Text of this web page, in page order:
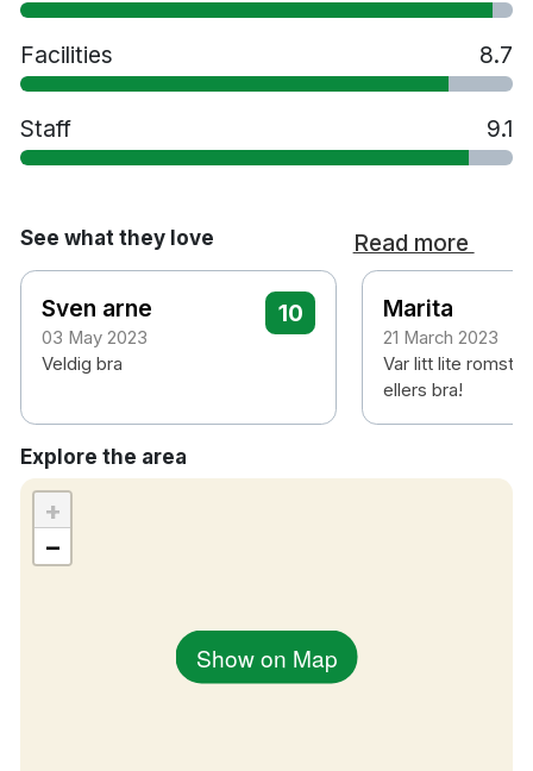
Extrasäng mot en avgift
Husdjur tillåts mot en avgift
Handikappsanpassade rum finns tillgängliga
Rökfritt
40 minuters bilresa till Evenes flygplats
Facilities 8.7
Staff 9.1
See what they love Read more
Sven arne
03 May 2023
10
Veldig bra
Marita
21 March 2023
Var litt lite
ellers bra!
Explore the area
Show on Map
+
−